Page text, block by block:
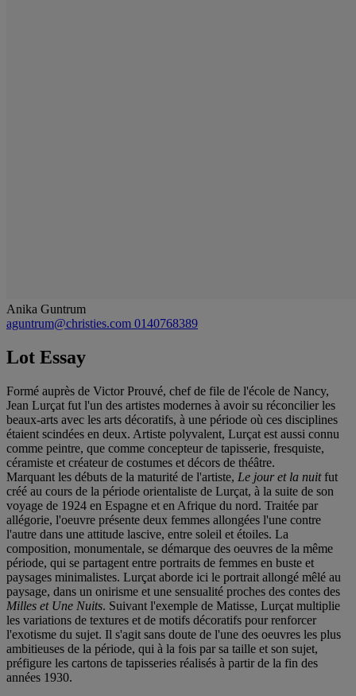
Anika Guntrum
aguntrum@christies.com 0140768389
Lot Essay
Formé auprès de Victor Prouvé, chef de file de l'école de Nancy,
Jean Lurçat fut l'un des artistes modernes à avoir su réconcilier les
beaux-arts avec les arts décoratifs, à une période où ces disciplines
étaient scindées en deux. Artiste polyvalent, Lurçat est aussi connu
comme peintre, que comme concepteur de tapisserie, fresquiste,
céramiste et créateur de costumes et décors de théâtre.
Marquant les débuts de la maturité de l'artiste, Le jour et la nuitfut
créé au cours de la période orientaliste de Lurçat, à la suite de son
voyage de 1924 en Espagne et en Afrique du nord. Traitée par
allégorie, l'oeuvre présente deux femmes allongées l'une contre
l'autre dans une attitude lascive, entre soleil et étoiles. La
composition, monumentale, se démarque des oeuvres de la même
période, qui se partagent entre portraits de femmes en buste et
paysages minimalistes. Lurçat aborde ici le portrait allongé mêlé au
paysage, dans un onirisme et une sensualité proches des contes des
Milles et Une Nuits. Suivant l'exemple de Matisse, Lurçat multiplie
les variations de textures et de motifs décoratifs pour renforcer
l'exotisme du sujet. Il s'agit sans doute de l'une des oeuvres les plus
ambitieuses de la période, qui à la fois par sa taille et son sujet,
préfigure les cartons de tapisseries réalisés à partir de la fin des
années 1930.